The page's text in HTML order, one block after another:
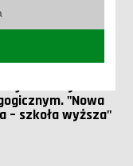
2023
w Instytucie
"Nowa
– szkoła wyższa"